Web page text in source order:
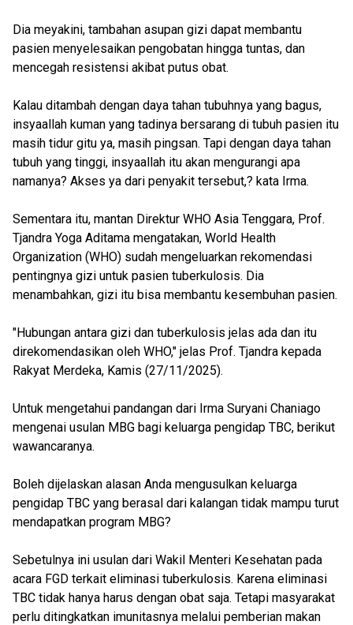
Dia meyakini, tambahan asupan gizi dapat membantu
pasien menyelesaikan pengobatan hingga tuntas, dan
mencegah resistensi akibat putus obat.
Kalau ditambah dengan daya tahan tubuhnya yang bagus,
insyaallah kuman yang tadinya bersarang di tubuh pasien itu
masih tidur gitu ya, masih pingsan. Tapi dengan daya tahan
tubuh yang tinggi, insyaallah itu akan mengurangi apa
namanya? Akses ya dari penyakit tersebut,? kata Irma.
Sementara itu, mantan Direktur WHO Asia Tenggara, Prof.
Tjandra Yoga Aditama mengatakan, World Health
Organization (WHO) sudah mengeluarkan rekomendasi
pentingnya gizi untuk pasien tuberkulosis. Dia
menambahkan, gizi itu bisa membantu kesembuhan pasien.
"Hubungan antara gizi dan tuberkulosis jelas ada dan itu
direkomendasikan oleh WHO," jelas Prof. Tjandra kepada
Rakyat Merdeka, Kamis (27/11/2025).
Untuk mengetahui pandangan dari Irma Suryani Chaniago
mengenai usulan MBG bagi keluarga pengidap TBC, berikut
wawancaranya.
Boleh dijelaskan alasan Anda mengusulkan keluarga
pengidap TBC yang berasal dari kalangan tidak mampu turut
mendapatkan program MBG?
Sebetulnya ini usulan dari Wakil Menteri Kesehatan pada
acara FGD terkait eliminasi tuberkulosis. Karena eliminasi
TBC tidak hanya harus dengan obat saja. Tetapi masyarakat
perlu ditingkatkan imunitasnya melalui pemberian makan